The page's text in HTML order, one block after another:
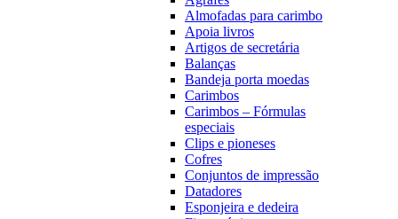
Almofadas para carimbo
Apoia livros
Artigos de secretária
Balanças
Bandeja porta moedas
Carimbos
Carimbos – Fórmulas
especiais
Clips e pioneses
Cofres
Conjuntos de impressão
Datadores
Esponjeira e dedeira